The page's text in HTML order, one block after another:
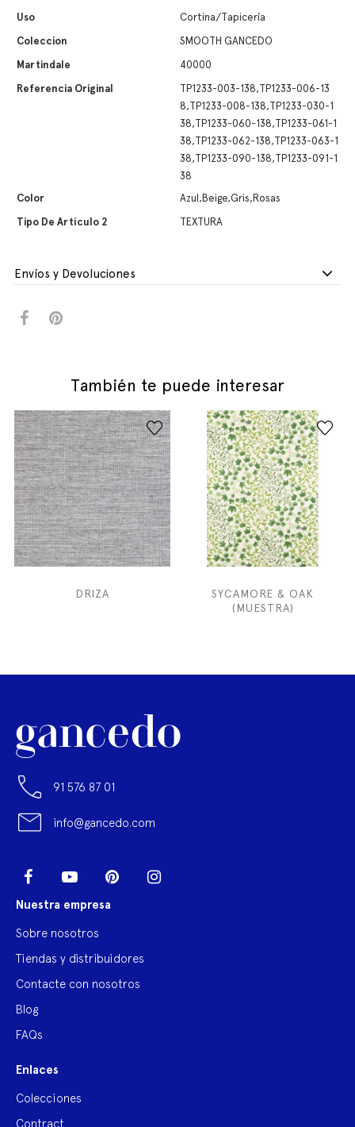
Uso
Cortina/Tapicería
Coleccion
SMOOTH GANCEDO
Martindale
40000
Referencia Original
TP1233-003-138,TP1233-006-13
8,TP1233-008-138,TP1233-030-1
38,TP1233-060-138,TP1233-061-1
38,TP1233-062-138,TP1233-063-1
38,TP1233-090-138,TP1233-091-1
38
Color
Azul,Beige,Gris,Rosas
Tipo De Artículo 2
TEXTURA
Envíos y Devoluciones
También te puede interesar
DRIZA
SYCAMORE & OAK
(MUESTRA)
91 576 87 01
info@gancedo.com
Facebook YouTube Pinterest
Nuestra empresa
Sobre nosotros
Tiendas y distribuidores
Contacte con nosotros
Blog
FAQs
Enlaces
Colecciones
Contract